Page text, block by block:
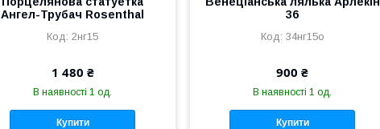
Ангел-Трубач Rosenthal
2нг15
1 480 ₴
В наявності 1 од.
Купити
36
34нг15о
900 ₴
В наявності 1 од.
Купити